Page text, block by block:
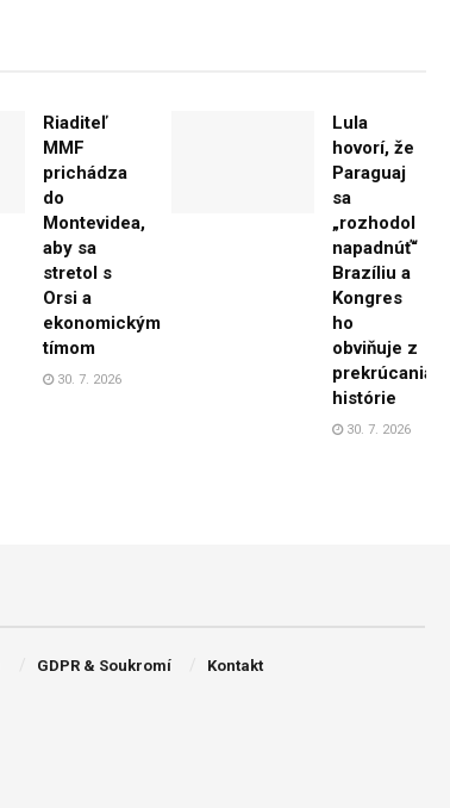
Riaditeľ
MMF
prichádza
do
Montevidea,
aby sa
stretol s
Orsi a
ekonomickým
tímom
30. 7. 2026
Lula
hovorí, že
Paraguaj
sa
„rozhodol
napadnúť“
Brazíliu a
Kongres
ho
obviňuje z
prekrúcania
histórie
30. 7. 2026
GDPR & Soukromí Kontakt